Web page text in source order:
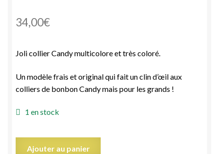
34,00€
Joli collier Candy multicolore et très coloré.
Un modèle frais et original qui fait un clin d’œil aux
colliers de bonbon Candy mais pour les grands !
1 en stock
Ajouter au panier